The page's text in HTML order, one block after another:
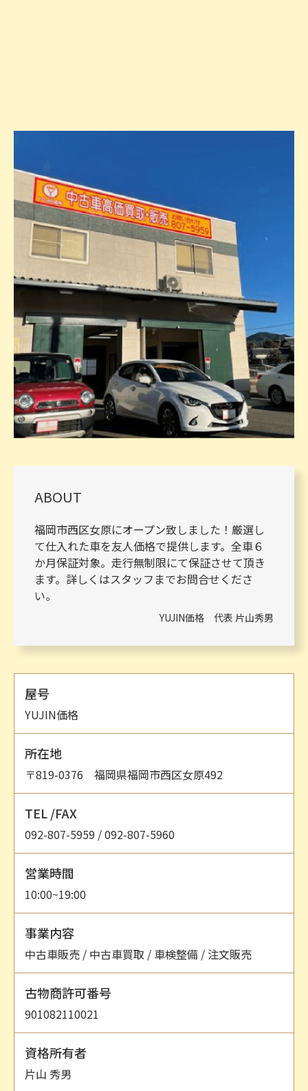
ABOUT
福岡市西区女原にオープン致しました！厳選し
て仕入れた車を友人価格で提供します。全車６
か月保証対象。走行無制限にて保証させて頂き
ます。詳しくはスタッフまでお問合せくださ
い。
YUJIN価格 代表 片山秀男
屋号
YUJIN価格
所在地
〒819-0376 福岡県福岡市西区女原492
TEL /FAX
092-807-5959 / 092-807-5960
営業時間
10:00~19:00
事業内容
中古車販売 / 中古車買取 / 車検整備 / 注文販売
古物商許可番号
901082110021
資格所有者
片山 秀男